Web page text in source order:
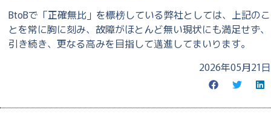
BtoBで「正確無比」を標榜している弊社としては、上記のこ
とを常に胸に刻み、故障がほとんど無い現状にも満足せず、
引き続き、更なる高みを目指して邁進してまいります。
2026年05月21日